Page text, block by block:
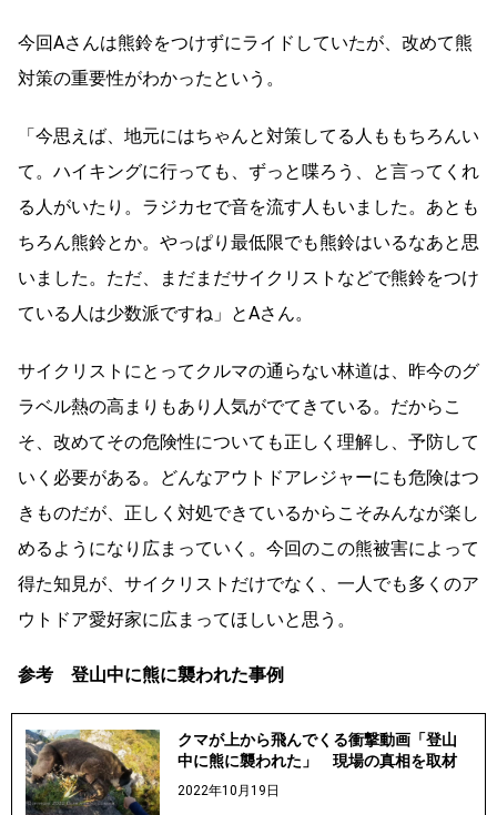
今回Aさんは熊鈴をつけずにライドしていたが、改めて熊
対策の重要性がわかったという。
「今思えば、地元にはちゃんと対策してる人ももちろんい
て。ハイキングに行っても、ずっと喋ろう、と言ってくれ
る人がいたり。ラジカセで音を流す人もいました。あとも
ちろん熊鈴とか。やっぱり最低限でも熊鈴はいるなあと思
いました。ただ、まだまだサイクリストなどで熊鈴をつけ
ている人は少数派ですね」とAさん。
サイクリストにとってクルマの通らない林道は、昨今のグ
ラベル熱の高まりもあり人気がでてきている。だからこ
そ、改めてその危険性についても正しく理解し、予防して
いく必要がある。どんなアウトドアレジャーにも危険はつ
きものだが、正しく対処できているからこそみんなが楽し
めるようになり広まっていく。今回のこの熊被害によって
得た知見が、サイクリストだけでなく、一人でも多くのア
ウトドア愛好家に広まってほしいと思う。
参考 登山中に熊に襲われた事例
クマが上から飛んでくる衝撃動画「登山
中に熊に襲われた」 現場の真相を取材
2022年10月19日